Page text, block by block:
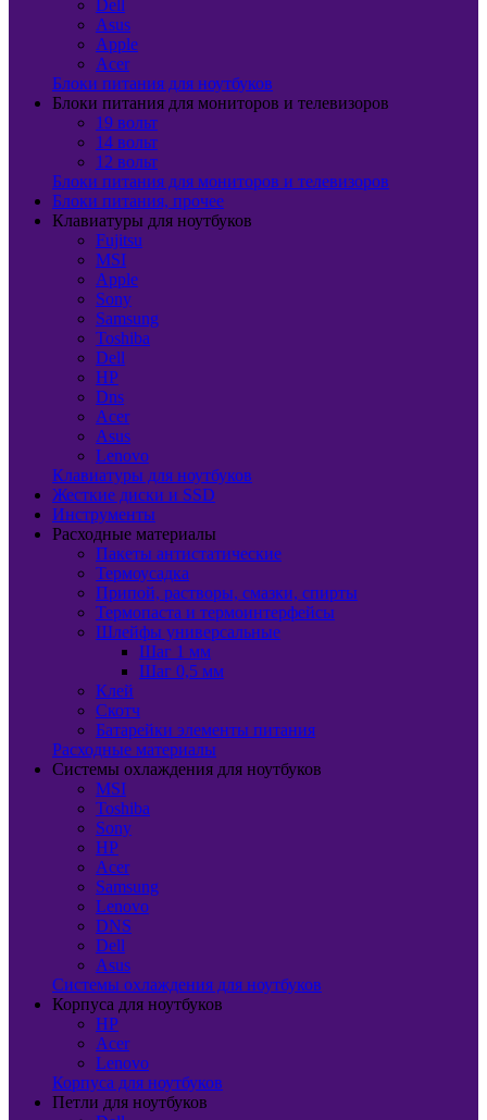
Dell
Asus
Apple
Acer
Блоки питания для ноутбуков
Блоки питания для мониторов и телевизоров
19 вольт
14 вольт
12 вольт
Блоки питания для мониторов и телевизоров
Блоки питания, прочее
Клавиатуры для ноутбуков
Fujitsu
MSI
Apple
Sony
Samsung
Toshiba
Dell
HP
Dns
Acer
Asus
Lenovo
Клавиатуры для ноутбуков
Жесткие диски и SSD
Инструменты
Расходные материалы
Пакеты антистатические
Термоусадка
Припой, растворы, смазки, спирты
Термопаста и термоинтерфейсы
Шлейфы универсальные
Шаг 1 мм
Шаг 0,5 мм
Клей
Скотч
Батарейки элементы питания
Расходные материалы
Системы охлаждения для ноутбуков
MSI
Toshiba
Sony
HP
Acer
Samsung
Lenovo
DNS
Dell
Asus
Системы охлаждения для ноутбуков
Корпуса для ноутбуков
HP
Acer
Lenovo
Корпуса для ноутбуков
Петли для ноутбуков